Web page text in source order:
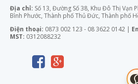
Địa chỉ: Số 13, Đường Số 38, Khu Đô Thị Vạn
Bình Phước, Thành phố Thủ Đức, Thành phố
Điện thoại: 0873 002 123 - 08 3622 0142 |
MST: 0312088232